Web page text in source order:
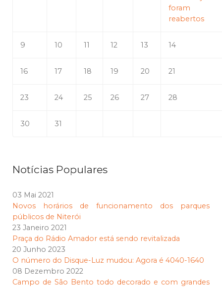
foram
reabertos
9 10 11 12 13 14
16 17 18 19 20 21
23 24 25 26 27 28
30 31
Notícias Populares
03 Mai 2021
Novos horários de funcionamento dos parques
públicos de Niterói
23 Janeiro 2021
Praça do Rádio Amador está sendo revitalizada
20 Junho 2023
O número do Disque-Luz mudou: Agora é 4040-1640
08 Dezembro 2022
Campo de São Bento todo decorado e com grandes